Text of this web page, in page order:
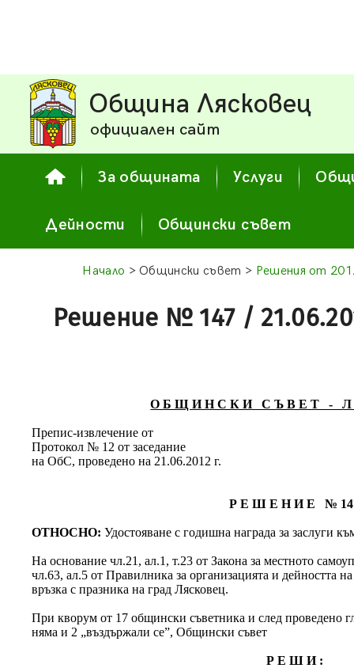
Община Лясковец
официален сайт
За общината Услуги
Дейности Общински съвет
Начало > Общински съвет > Решения от
Решение № 147 /
О Б Щ И Н С К И С Ъ В Е Т - Л
Препис-извлечение от
Протокол № 12 от заседание
на ОбС, проведено на 21.06.2012 г.
Р Е Ш Е Н И Е №
ОТНОСНО:Удостояване с годишна награда за заслуги
На основание чл.21, ал.1, т.23 от Закона за местното
чл.63, ал.5 от Правилника за организацията и дейността
връзка с празника на град Лясковец.
При кворум от 17 общински съветника и след проведено
няма и 2 „въздържали се”, Общински съвет
Р Е Ш И :